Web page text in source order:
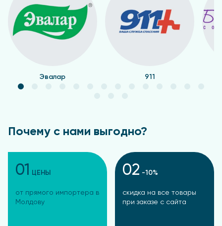
Эвалар 911
Почему с нами выгодно?
01 ЦЕНЫ
от прямого импортера в
Молдову
02 -10%
скидка на все товары
при заказе с сайта